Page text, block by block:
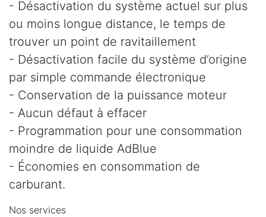
- Désactivation du système actuel sur plus
ou moins longue distance, le temps de
trouver un point de ravitaillement
- Désactivation facile du système d’origine
par simple commande électronique
- Conservation de la puissance moteur
- Aucun défaut à effacer
- Programmation pour une consommation
moindre de liquide AdBlue
- Économies en consommation de
carburant.
Nos services